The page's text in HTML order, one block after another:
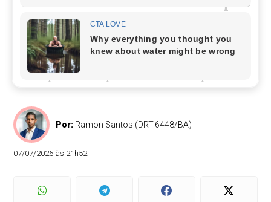
problema estrutural
PRF bloqueou o sentido Feira de Santana, em
Simões Filho, após agravamento de danos
provocados por um bueiro sob a pista
Por: Ramon Santos (DRT-6448/BA)
07/07/2026 às 21h52